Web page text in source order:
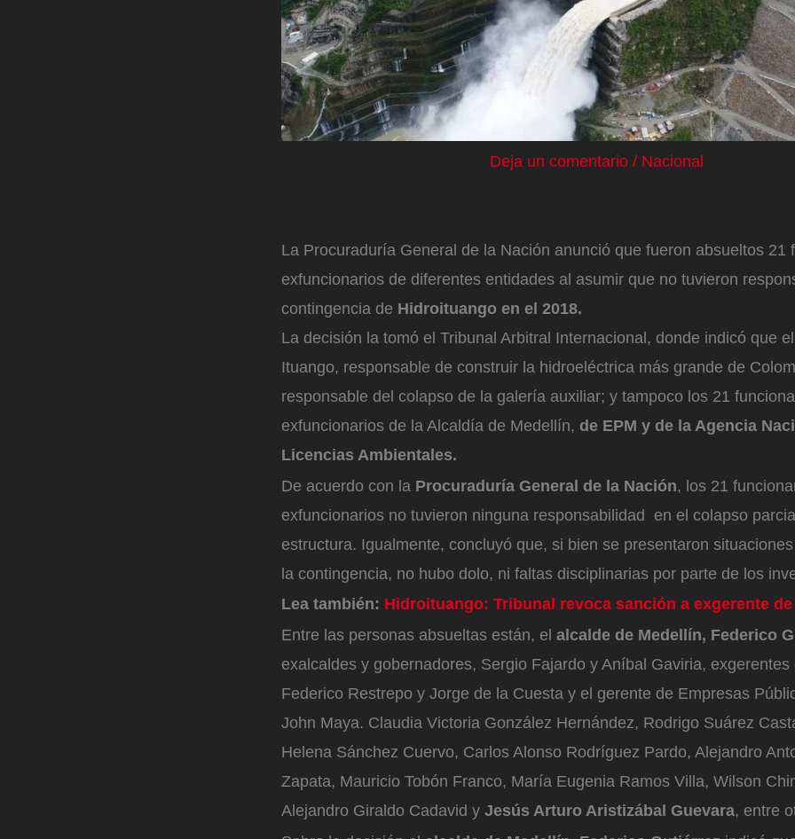
Deja un comentario / Nacional
La Procuraduría General de la Nación anunció que fueron absueltos 21
exfuncionarios de diferentes entidades al asumir que no tuvieron
contingencia de Hidroituango en el 2018.
La decisión la tomó el Tribunal Arbitral Internacional, donde indicó que
Ituango, responsable de construir la hidroeléctrica más grande de
responsable del colapso de la galería auxiliar; y tampoco los 21
exfuncionarios de la Alcaldía de Medellín, de EPM y de la Agencia
Licencias Ambientales.
De acuerdo con la Procuraduría General de la Nación, los 21
exfuncionarios no tuvieron ninguna responsabilidad en el colapso
estructura. Igualmente, concluyó que, si bien se presentaron
la contingencia, no hubo dolo, ni faltas disciplinarias por parte de los
Lea también: Hidroituango: Tribunal revoca sanción a exgerente de
Entre las personas absueltas están, el alcalde de Medellín, Federico
exalcaldes y gobernadores, Sergio Fajardo y Aníbal Gaviria, exgerentes
Federico Restrepo y Jorge de la Cuesta y el gerente de Empresas
John Maya. Claudia Victoria González Hernández, Rodrigo Suárez
Helena Sánchez Cuervo, Carlos Alonso Rodríguez Pardo, Alejandro
Zapata, Mauricio Tobón Franco, María Eugenia Ramos Villa, Wilson
Alejandro Giraldo Cadavid y Jesús Arturo Aristizábal Guevara, entre